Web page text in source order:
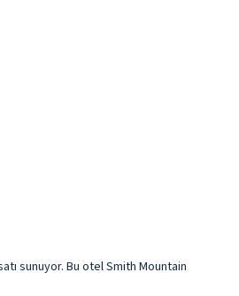
sunuyor. Bu otel Smith Mountain